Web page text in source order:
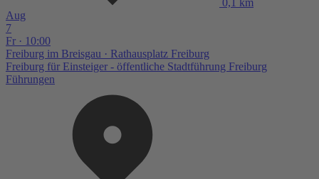
0,1 km
Aug
7
Fr · 10:00
Freiburg im Breisgau · Rathausplatz Freiburg
Freiburg für Einsteiger - öffentliche Stadtführung Freiburg
Führungen